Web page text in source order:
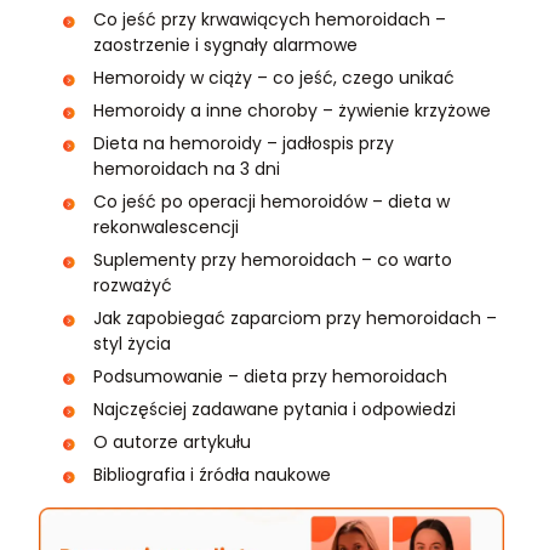
Co jeść przy krwawiących hemoroidach –
zaostrzenie i sygnały alarmowe
Hemoroidy w ciąży – co jeść, czego unikać
Hemoroidy a inne choroby – żywienie krzyżowe
Dieta na hemoroidy – jadłospis przy
hemoroidach na 3 dni
Co jeść po operacji hemoroidów – dieta w
rekonwalescencji
Suplementy przy hemoroidach – co warto
rozważyć
Jak zapobiegać zaparciom przy hemoroidach –
styl życia
Podsumowanie – dieta przy hemoroidach
Najczęściej zadawane pytania i odpowiedzi
O autorze artykułu
Bibliografia i źródła naukowe